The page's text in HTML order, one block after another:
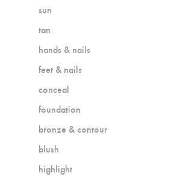
sun
tan
hands & nails
feet & nails
conceal
foundation
bronze & contour
blush
highlight